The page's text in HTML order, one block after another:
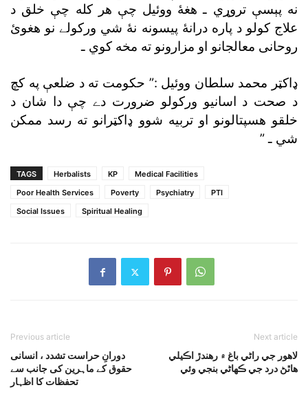
نه پېسې تروړي ـ هغۀ ووئيل چې هر کله چې خلق د
علاج کولو د پاره درانۀ پيسونه نۀ شي ورکولے نو هغوئ
روحانى معالجانو او مزارونو ته مخه کوي ـ
ډاکټر محمد سلطان ووئيل :” حکومت ته د ضلعې په کچ
د صحت د اسانيو ورکولو ضرورت دے چې دا شان د
خلقو هسپتالونو او تربيه شوو ډاکټرانو ته رسد ممکن
شي ـ ”
TAGS Herbalists KP
Medical Facilities
Poor Health Services
Poverty Psychiatry
PTI
Social Issues
Spiritual Healing
Previous article
دورانِ حراست تشدد ، انسانی
حقوق کے ماہرین کی جانب سے
تحفظات کا اظہار
Next article
لاهور جي راڻي باغ ۾ رهندڙ اڪيلي
هاٿڻ درد جي ڪهاڻي بنجي وئي